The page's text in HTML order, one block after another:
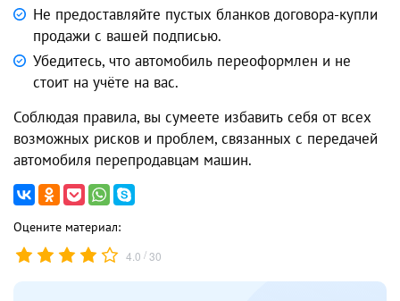
Не предоставляйте пустых бланков договора-купли
продажи с вашей подписью.
Убедитесь, что автомобиль переоформлен и не
стоит на учёте на вас.
Соблюдая правила, вы сумеете избавить себя от всех
возможных рисков и проблем, связанных с передачей
автомобиля перепродавцам машин.
Оцените материал:
4.0 /30